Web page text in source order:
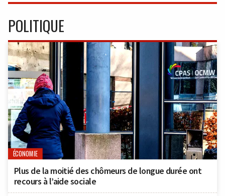
POLITIQUE
ÉCONOMIE
Plus de la moitié des chômeurs de longue durée ont
recours à l’aide sociale